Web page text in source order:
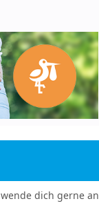
dich gerne an